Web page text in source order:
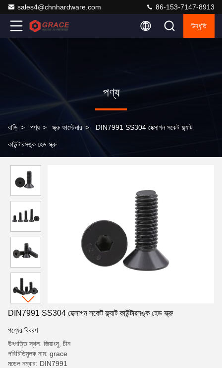
sales4@chnhardware.com 86-153-7147-8913
উদ্ধৃতি
পণ্য
বাড়ি > পণ্য > স্ক্রু ফাস্টেনার > DIN7991 SS304 হেক্সাগন সকেট ফ্ল্যাট
কাউন্টারসঙ্ক হেড স্ক্রু
DIN7991 SS304 হেক্সাগন সকেট ফ্ল্যাট কাউন্টারসঙ্ক হেড স্ক্রু
পণ্যের বিবরণ
উৎপত্তি স্থল: জিয়াংসু, চীন
পরিচিতিমুলক নাম: grace
মডেল নম্বার: DIN7991